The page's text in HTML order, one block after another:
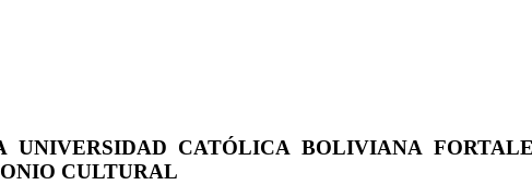
CATÓLICA BOLIVIANA
CULTURAL